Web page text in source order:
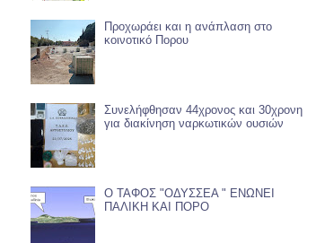
Προχωράει και η ανάπλαση στο
κοινοτικό Πορου
Συνελήφθησαν 44χρονος και 30χρονη
για διακίνηση ναρκωτικών ουσιών
Ο ΤΑΦΟΣ "ΟΔΥΣΣΕΑ " ΕΝΩΝΕΙ
ΠΑΛΙΚΗ ΚΑΙ ΠΟΡΟ